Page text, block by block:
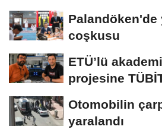
Palandöken'de
coşkusu
ETÜ’lü
projesine
Otomobilin
yaralandı